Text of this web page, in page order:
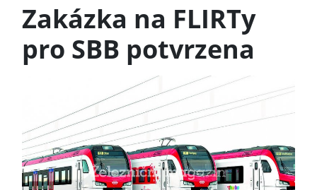
Zakázka na FLIRTy
pro SBB potvrzena